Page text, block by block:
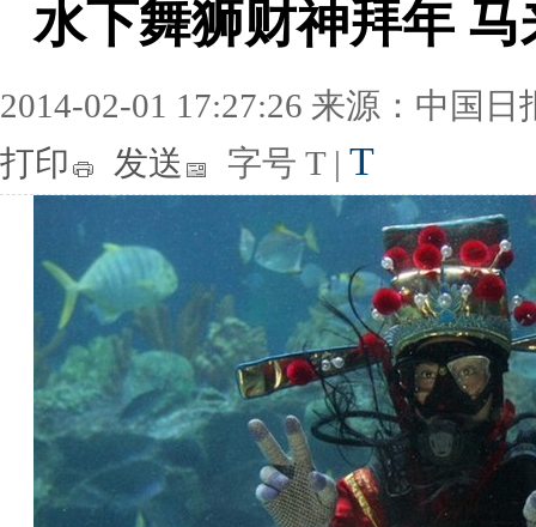
水下舞狮财神拜年
2014-02-01 17:27:26 来源：中国日
打印
发送 字号 T | T